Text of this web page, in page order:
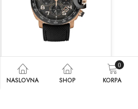
Cerruti 1881 CIWG02206802
479.00 799.00
NASLOVNA SHOP
0
KORPA